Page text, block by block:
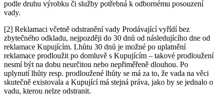
podle druhu výrobku či služby potřebná k odbornému posouzení
vady.
[2] Reklamaci včetně odstranění vady Prodávající vyřídí bez
zbytečného odkladu, nejpozději do 30 dnů od následujícího dne od
reklamace Kupujícím. Lhůtu 30 dnů je možné po uplatnění
reklamace prodloužit po domluvě s Kupujícím – takové prodloužení
nesmí být na dobu neurčitou nebo nepřiměřeně dlouhou. Po
uplynutí lhůty resp. prodloužené lhůty se má za to, že vada na věci
skutečně existovala a Kupující má stejná práva, jako by se jednalo o
vadu, kterou nelze odstranit.